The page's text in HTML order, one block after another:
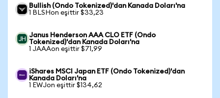
Bullish (Ondo Tokenized)'dan Kanada Doları'na
1 BLSHon eşittir $33,23
Janus Henderson AAA CLO ETF (Ondo
Tokenized)'dan Kanada Doları'na
1 JAAAon eşittir $71,99
iShares MSCI Japan ETF (Ondo Tokenized)'dan
Kanada Doları'na
1 EWJon eşittir $134,62